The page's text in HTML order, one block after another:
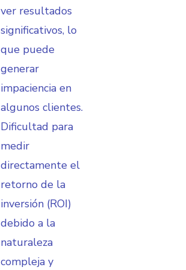
ver resultados
significativos, lo
que puede
generar
impaciencia en
algunos clientes.
Dificultad para
medir
directamente el
retorno de la
inversión (ROI)
debido a la
naturaleza
compleja y